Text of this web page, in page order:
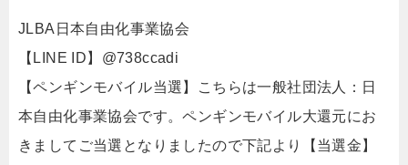
JLBA日本自由化事業協会
【LINE ID】@738ccadi
【ペンギンモバイル当選】こちらは一般社団法人：日
本自由化事業協会です。ペンギンモバイル大還元にお
きましてご当選となりましたので下記より【当選金】